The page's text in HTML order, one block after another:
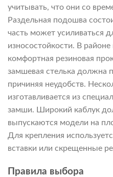
учитывать, что они со
Раздельная подошва
часть может усиливаться
износостойкости. В
комфортная резиновая
замшевая стелька должна
причиняя неудобств.
изготавливается из
замши. Широкий каблук
выпускаются модели на
Для крепления
вставки или скрещенные
Правила выбора